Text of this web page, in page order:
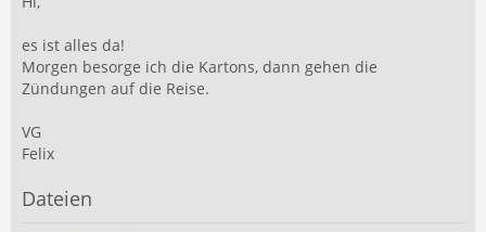
es ist alles da!
Morgen besorge ich die Kartons, dann gehen die
Zündungen auf die Reise.
VG
Felix
Dateien